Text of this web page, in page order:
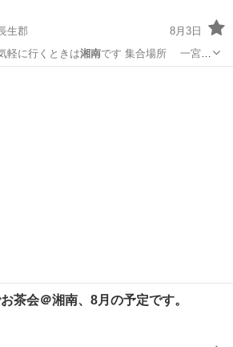
生郡
8月3日
軽に行くときは湘南です 集合場所 一宮海
茶会＠湘南、8月の予定です。